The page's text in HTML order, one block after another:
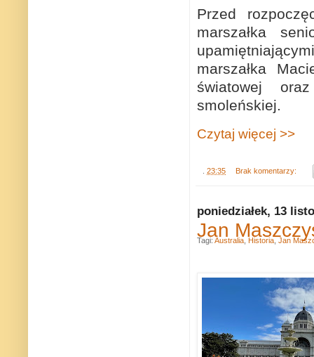
Przed
marszałka
marszałka
światowej
smoleńskiej.
Czytaj więcej >>
23:35 Brak komentarzy:
poniedziałek, 13
Jan
Tagi: Australia Historia Jan